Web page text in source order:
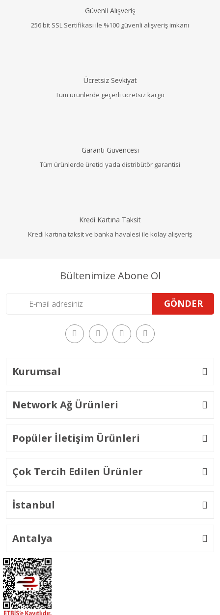
Güvenli Alışveriş
256 bit SSL Sertifikası ile %100 güvenli alışveriş imkanı
Ücretsiz Sevkiyat
Tüm ürünlerde geçerli ücretsiz kargo
Garanti Güvencesi
Tüm ürünlerde üretici yada distribütör garantisi
Kredi Kartına Taksit
Kredi kartına taksit ve banka havalesi ile kolay alışveriş
Bültenimize Abone Ol
GÖNDER
Kurumsal
Network Ağ Ürünleri
Popüler İletişim Ürünleri
Çok Tercih Edilen Ürünler
İstanbul
Antalya